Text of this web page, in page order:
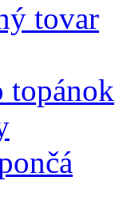
tovar